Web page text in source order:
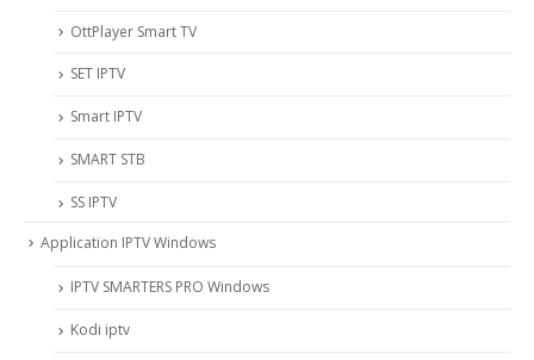
OttPlayer Smart TV
SET IPTV
Smart IPTV
SMART STB
SS IPTV
Application IPTV Windows
IPTV SMARTERS PRO Windows
Kodi iptv